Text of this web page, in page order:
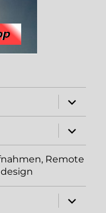
öffnen
öffnen
Remote
öffnen